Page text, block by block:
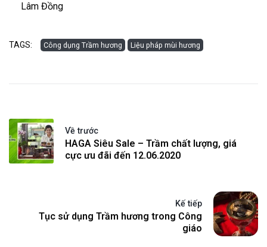
Lâm Đồng
TAGS: Công dụng Trầm hương Liệu pháp mùi hương
Về trước
HAGA Siêu Sale – Trầm chất lượng, giá
cực ưu đãi đến 12.06.2020
Kế tiếp
Tục sử dụng Trầm hương trong Công
giáo